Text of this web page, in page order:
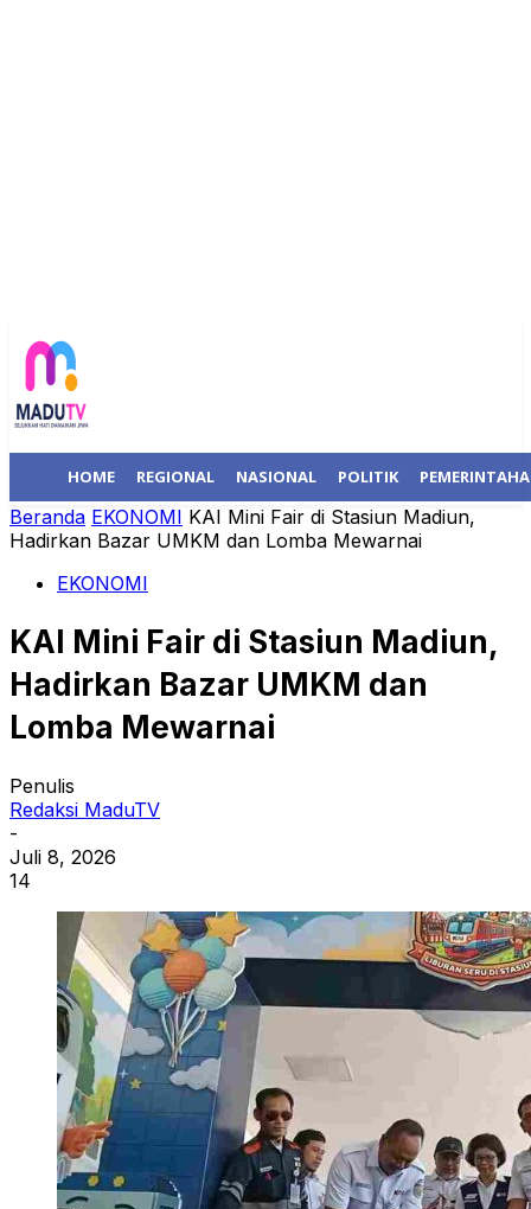
HOME REGIONAL NASIONAL POLITIK
Beranda EKONOMI KAI Mini Fair di Stasiun Madiun,
Hadirkan Bazar UMKM dan Lomba Mewarnai
EKONOMI
KAI Mini Fair di Stasiun Madiun,
Hadirkan Bazar UMKM dan
Lomba Mewarnai
Penulis
Redaksi MaduTV
-
Juli 8, 2026
14